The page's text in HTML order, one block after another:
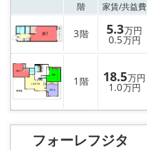
階 家賃/共益費
3階 5.3万円
0.5万円
1 階 18.5万円
1.0万円
フォーレフジタ